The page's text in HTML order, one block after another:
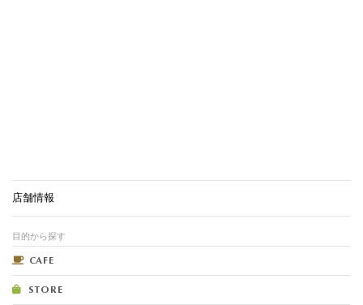
店舗情報
目的から探す
CAFE
STORE